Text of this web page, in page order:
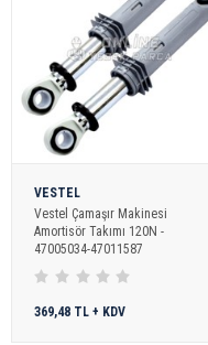
VESTEL
Vestel Çamaşır Makinesi
Amortisör Takımı 120N -
47005034-47011587
369,48 TL + KDV